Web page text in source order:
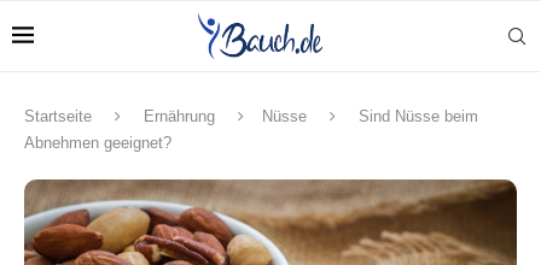
Startseite Ernährung Nüsse
Sind Nüsse beim
Abnehmen geeignet?